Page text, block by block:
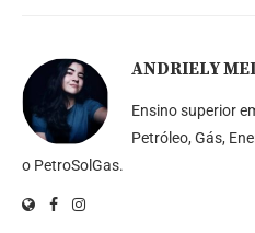
ANDRIELY
Ensino superior
Petróleo, Gás,
o PetroSolGas.